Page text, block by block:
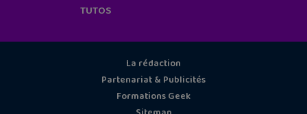
TUTOS
La rédaction
Partenariat & Publicités
Formations Geek